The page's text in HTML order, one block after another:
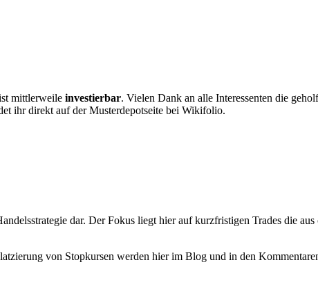
mittlerweile investierbar. Vielen Dank an alle Interessenten die
ihr direkt auf der Musterdepotseite bei Wikifolio.
dar. Der Fokus liegt hier auf kurzfristigen Trades die
von Stopkursen werden hier im Blog und in den